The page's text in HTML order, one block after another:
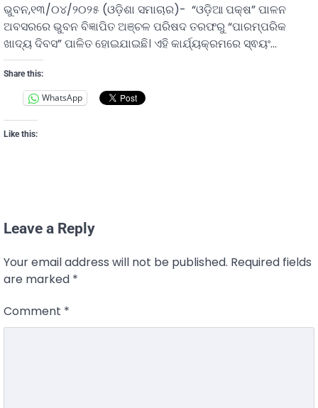
ଭୁବନ,୧୩/୦୪/୨୦୨୫ (ଓଡ଼ିଶା ସମାଚାର)- “ଓଡ଼ିଆ ପକ୍ଷ” ପାଳନ
ଅବସରରେ ଭୁବନ ବିଜ୍ଞାପିତ ଅଞ୍ଚଳ ପରିଷଦ ତରଫରୁ “ପାରମ୍ପରିକ
ଖାଦ୍ୟ ଦିବସ” ପାଳିତ ହୋଇଯାଇଛି। ଏହି କାର୍ଯ୍ୟକ୍ରମରେ ସ୍ଵୟଂ…
Share this:
WhatsApp
Like this:
Leave a Reply
Your email address will not be published. Required fields
are marked *
Comment *